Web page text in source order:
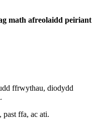
math afreolaidd peiriant
ffrwythau, diodydd
past ffa, ac ati.